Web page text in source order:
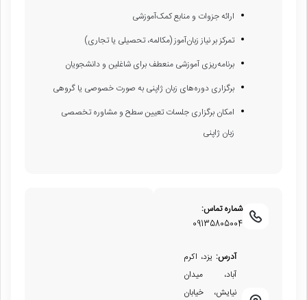
ارائه جزوات و منابع کمک‌آموزشی
تمرکز بر نیاز زبان‌آموز (مکالمه، تحصیلی یا تجاری)
برنامه‌ریزی آموزشی منعطف برای شاغلین و دانشجویان
برگزاری دوره‌های زبان ژاپنی به صورت خصوصی یا گروهی
امکان برگزاری جلسات تعیین سطح و مشاوره تخصصی
زبان ژاپنی
شماره تماس:
09135805004
آدرس: یزد، اکرم
آباد، میدان
نیایش، خیابان